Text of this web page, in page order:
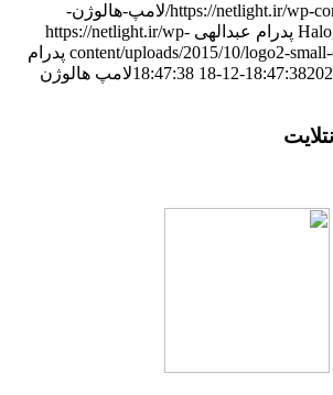
https://netlight.ir/wp-content/uploads/2020/12/لامپ-هالوژن-
پدرام عبدالهی https://netlight.ir/wp-
content/uploads/2015/10/logo2- پدرام
2020-12-18
لامپ هالوژن